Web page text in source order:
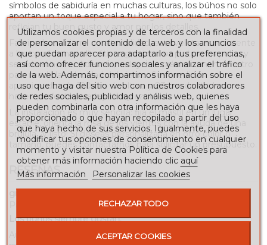
símbolos de sabiduría en muchas culturas, los búhos no solo
aportan un toque especial a tu hogar, sino que también
reflejan tu buen gusto y amor por los detalles.
Fabricada en hierro de alta calidad, esta veleta es resistente
a las condiciones climáticas gracias a su pintura en polvo y
secado al horno. Además, incluye un práctico anemómetro
para medir la velocidad del viento. Sus medidas
aproximadas de 120 cm de altura y 83 cm de flecha la
hacen perfecta para tejados y azoteas.
La instalación es muy sencilla: fija el mástil en un lugar
estable, orienta la rosa de los vientos con la ayuda de una
brújula, ¡y listo! Si deseas personalizarla en otro color o
tamaño, puedes contactarnos para solicitar un presupuesto.
RESEÑAS
grado
06/11/2018
Los búhos siempre gustan.
Aunque no venía la hoja de instrucciones para poder
Utilizamos cookies propias y de terceros con la finalidad
de personalizar el contenido de la web y los anuncios
que puedan aparecer para adaptarlo a tus preferencias,
así como ofrecer funciones sociales y analizar el tráfico
de la web. Además, compartimos información sobre el
uso que haga del sitio web con nuestros colaboradores
de redes sociales, publicidad y análisis web, quienes
pueden combinarla con otra información que les haya
proporcionado o que hayan recopilado a partir del uso
que haya hecho de sus servicios. Igualmente, puedes
modificar tus opciones de consentimiento en cualquier
momento y visitar nuestra Política de Cookies para
obtener más información haciendo clic aquí
Más información
Personalizar las cookies
RECHAZAR TODO
ACEPTAR COOKIES